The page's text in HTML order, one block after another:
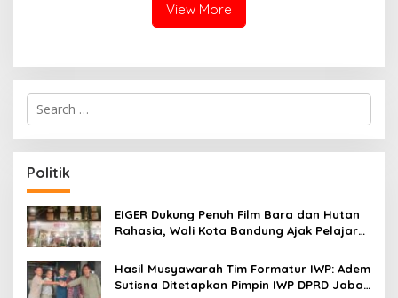
View More
S
r
c
h
f
o
r
:
Politik
EIGER Dukung Penuh Film Bara dan Hutan
Rahasia, Wali Kota Bandung Ajak Pelajar
Hasil Musyawarah Tim Formatur IWP: Adem
Sutisna Ditetapkan Pimpin IWP DPRD Jabar